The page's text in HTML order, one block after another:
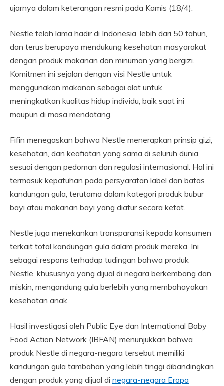
ujarnya dalam keterangan resmi pada Kamis (18/4).
Nestle telah lama hadir di Indonesia, lebih dari 50 tahun,
dan terus berupaya mendukung kesehatan masyarakat
dengan produk makanan dan minuman yang bergizi.
Komitmen ini sejalan dengan visi Nestle untuk
menggunakan makanan sebagai alat untuk
meningkatkan kualitas hidup individu, baik saat ini
maupun di masa mendatang.
Fifin menegaskan bahwa Nestle menerapkan prinsip gizi,
kesehatan, dan keafiatan yang sama di seluruh dunia,
sesuai dengan pedoman dan regulasi internasional. Hal ini
termasuk kepatuhan pada persyaratan label dan batas
kandungan gula, terutama dalam kategori produk bubur
bayi atau makanan bayi yang diatur secara ketat.
Nestle juga menekankan transparansi kepada konsumen
terkait total kandungan gula dalam produk mereka. Ini
sebagai respons terhadap tudingan bahwa produk
Nestle, khususnya yang dijual di negara berkembang dan
miskin, mengandung gula berlebih yang membahayakan
kesehatan anak.
Hasil investigasi oleh Public Eye dan International Baby
Food Action Network (IBFAN) menunjukkan bahwa
produk Nestle di negara-negara tersebut memiliki
kandungan gula tambahan yang lebih tinggi dibandingkan
dengan produk yang dijual di negara-negara Eropa